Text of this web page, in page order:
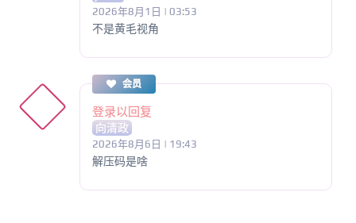
2026年8月1日 | 03:53
不是黄毛视角
会员
登录以回复
向清政
2026年8月6日 | 19:43
解压码是啥